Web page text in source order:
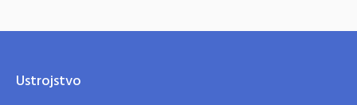
Ustrojstvo